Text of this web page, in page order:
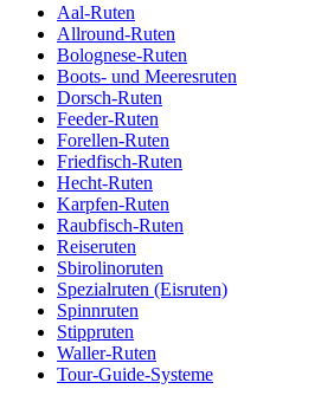
Aal-Ruten
Allround-Ruten
Bolognese-Ruten
Boots- und Meeresruten
Dorsch-Ruten
Feeder-Ruten
Forellen-Ruten
Friedfisch-Ruten
Hecht-Ruten
Karpfen-Ruten
Raubfisch-Ruten
Reiseruten
Sbirolinoruten
Spezialruten (Eisruten)
Spinnruten
Stippruten
Waller-Ruten
Tour-Guide-Systeme